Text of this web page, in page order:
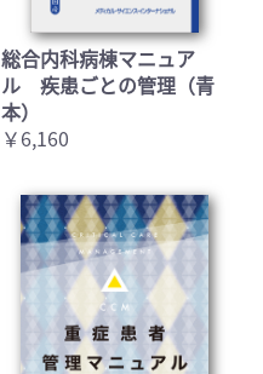
カートへ進む
総合内科病棟マニュア
ル 疾患ごとの管理（青
本）
￥6,160